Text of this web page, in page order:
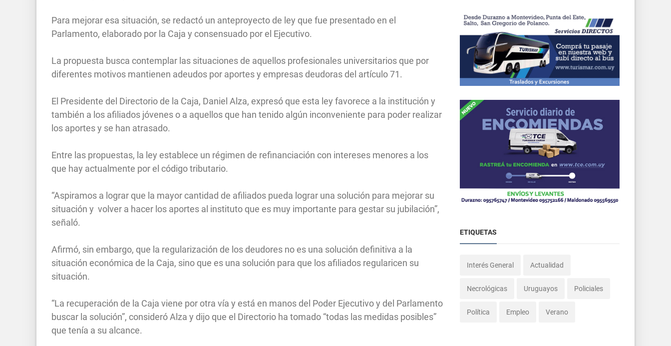
Para mejorar esa situación, se redactó un anteproyecto de ley que fue presentado en el
Parlamento, elaborado por la Caja y consensuado por el Ejecutivo.
La propuesta busca contemplar las situaciones de aquellos profesionales universitarios que por
diferentes motivos mantienen adeudos por aportes y empresas deudoras del artículo 71.
El Presidente del Directorio de la Caja, Daniel Alza, expresó que esta ley favorece a la institución y
también a los afiliados jóvenes o a aquellos que han tenido algún inconveniente para poder realizar
los aportes y se han atrasado.
Entre las propuestas, la ley establece un régimen de refinanciación con intereses menores a los
que hay actualmente por el código tributario.
“Aspiramos a lograr que la mayor cantidad de afiliados pueda lograr una solución para mejorar su
situación y volver a hacer los aportes al instituto que es muy importante para gestar su jubilación”,
señaló.
Afirmó, sin embargo, que la regularización de los deudores no es una solución definitiva a la
situación económica de la Caja, sino que es una solución para que los afiliados regularicen su
situación.
“La recuperación de la Caja viene por otra vía y está en manos del Poder Ejecutivo y del Parlamento
buscar la solución”, consideró Alza y dijo que el Directorio ha tomado “todas las medidas posibles”
que tenía a su alcance.
ETIQUETAS
Interés General Actualidad
Necrológicas Uruguayos Policiales
Política Empleo Verano